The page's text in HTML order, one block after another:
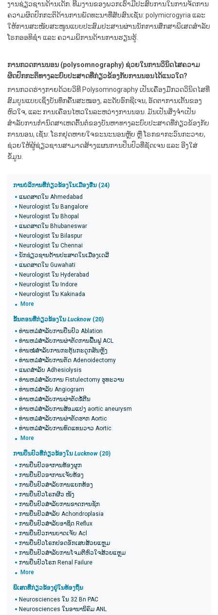
ງານຊ່ຽວຊານດ້ານເດັກ. ທີມງານຂອງພວກເຮົາມີປະສົບການໃນການຈັດການ
ຄວາມຜິດປົກກະຕິດ້ານການພັດທະນາທີ່ສັບສົນເຊັ່ນ: polymicrogyria ແລະ
ໃຫ້ການສະໜັບສະໜູນແບບປະສົມປະສານຜ່ານນັກການສຶກສາພິເສດສຳລັບ
ໂຣກອອທິຊຳ ​​ແລະ ຄວາມພິການດ້ານການຮຽນຮູ້.
ການກວດການນອນ (polysomnography) ຊ່ວຍໃນການວິນິດໄສຄວາມ
ຜິດປົກກະຕິທາງລະບົບປະສາດທີ່ກ່ຽວຂ້ອງກັບການນອນໄດ້ແນວໃດ?
ການກວດຮ່າງກາຍດ້ວຍວິທີ Polysomnography ເປັນເຄື່ອງມືກວດວິນິດໄສທີ່
ສົມບູນແບບເຊິ່ງບັນທຶກຄື້ນສະໝອງ, ລະດັບອົກຊີເຈນ, ອັດຕາການເຕັ້ນຂອງ
ຫົວໃຈ, ແລະ ການເຄື່ອນໄຫວໃນລະຫວ່າງການນອນ. ມັນເປັນສິ່ງຈຳເປັນ
ສຳລັບການກຳນົດສາເຫດຕົ້ນຕໍຂອງບັນຫາທາງລະບົບປະສາດທີ່ກ່ຽວຂ້ອງກັບ
ການນອນ, ເຊັ່ນ: ໂຣກຢຸດຫາຍໃຈຂະນະນອນຫຼັບ ຫຼື ໂຣກຂາກະວົນກະວາຍ,
ຊ່ວຍໃຫ້ຜູ້ຊ່ຽວຊານສາມາດສ້າງແຜນການປິ່ນປົວທີ່ຊັດເຈນ ແລະ ອີງໃສ່
ຂໍ້ມູນ.
ການບໍລິການທີ່ກ່ຽວຂ້ອງໃນເມືອງອື່ນ (24)
ແພດສາດໃນ Ahmedabad
Neurologist ໃນ Bangalore
Neurologist ໃນ Bhopal
ແພດສາດໃນ Bhubaneswar
Neurologist ໃນ Bilaspur
Neurologist ໃນ Chennai
ນັກຊ່ຽວຊານດ້ານປະສາດໃນເມືອງເດລີ
ແພດສາດໃນ Guwahati
Neurologist ໃນ Hyderabad
Neurologist ໃນ Indore
Neurologist ໃນ Kakinada
More
ຂັ້ນຕອນທີ່ກ່ຽວຂ້ອງໃນ Lucknow (20​)
ທ່ານຫມໍສໍາລັບການປິ່ນປົວ Ablation
ທ່ານຫມໍສໍາລັບການຜ່າຕັດການຟື້ນຟູ ACL
ທ່ານໝໍສຳລັບການກະຕຸ້ນກະດູກສັນຫຼັງ
ທ່ານຫມໍສໍາລັບການຕັດ Adenoidectomy
ແພດສໍາລັບ Adhesiolysis
ທ່ານຫມໍສໍາລັບການ Fistulectomy ຮູທະວານ
ທ່ານຫມໍສໍາລັບ Angiogram
ທ່ານຫມໍສໍາລັບການຜ່າຕັດຂໍ້ຕີນ
ທ່ານຫມໍສໍາລັບການສ້ອມແປງ aortic aneurysm
ທ່ານຫມໍສໍາລັບການຜ່າຕັດຮາກ Aortic
ທ່ານຫມໍສໍາລັບການທົດແທນວາວ Aortic
More
ການປິ່ນປົວທີ່ກ່ຽວຂ້ອງໃນ Lucknow (20​)
ການປິ່ນປົວອາການທ້ອງຜູກ
ການປິ່ນປົວອາການເຈັບທ້ອງ
ການປິ່ນປົວສໍາລັບການແຍກທ້ອງ
ການປິ່ນປົວໂຣກຜີວ ໜັງ
ການປິ່ນປົວສໍາລັບການຂາດການຊັກ
ການປິ່ນປົວສໍາລັບ Achondroplasia
ການປິ່ນປົວສໍາລັບອາຊິດ Reflux
ການປິ່ນປົວການບາດເຈັບ Acl
ການປິ່ນປົວໂຣກປອດອັກເສບສ້ວຍແຫຼມ
ການປິ່ນປົວສໍາລັບການໂຈມຕີຫົວໃຈສ້ວຍແຫຼມ
ການປິ່ນປົວໂຣກ Renal Failure
More
ພິເສດທີ່ກ່ຽວຂ້ອງຢູ່ໃນທ້ອງຖິ່ນ
Neurosciences ໃນ 32 Bn PAC
Neurosciences ໃນອານານິຄົມ ANL